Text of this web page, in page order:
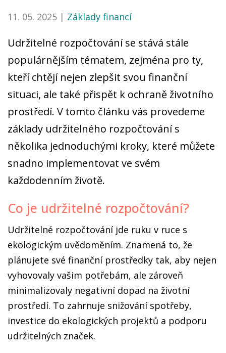
11. 05. 2025 | Základy financí
Udržitelné rozpočtování se stává stále
populárnějším tématem, zejména pro ty,
kteří chtějí nejen zlepšit svou finanční
situaci, ale také přispět k ochraně životního
prostředí. V tomto článku vás provedeme
základy udržitelného rozpočtování s
několika jednoduchými kroky, které můžete
snadno implementovat ve svém
každodenním životě.
Co je udržitelné rozpočtování?
Udržitelné rozpočtování jde ruku v ruce s
ekologickým uvědoměním. Znamená to, že
plánujete své finanční prostředky tak, aby nejen
vyhovovaly vašim potřebám, ale zároveň
minimalizovaly negativní dopad na životní
prostředí. To zahrnuje snižování spotřeby,
investice do ekologických projektů a podporu
udržitelných značek.